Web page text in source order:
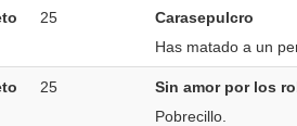
25
Carasepulcro
Has matado a un
25
Sin amor por los
Pobrecillo.